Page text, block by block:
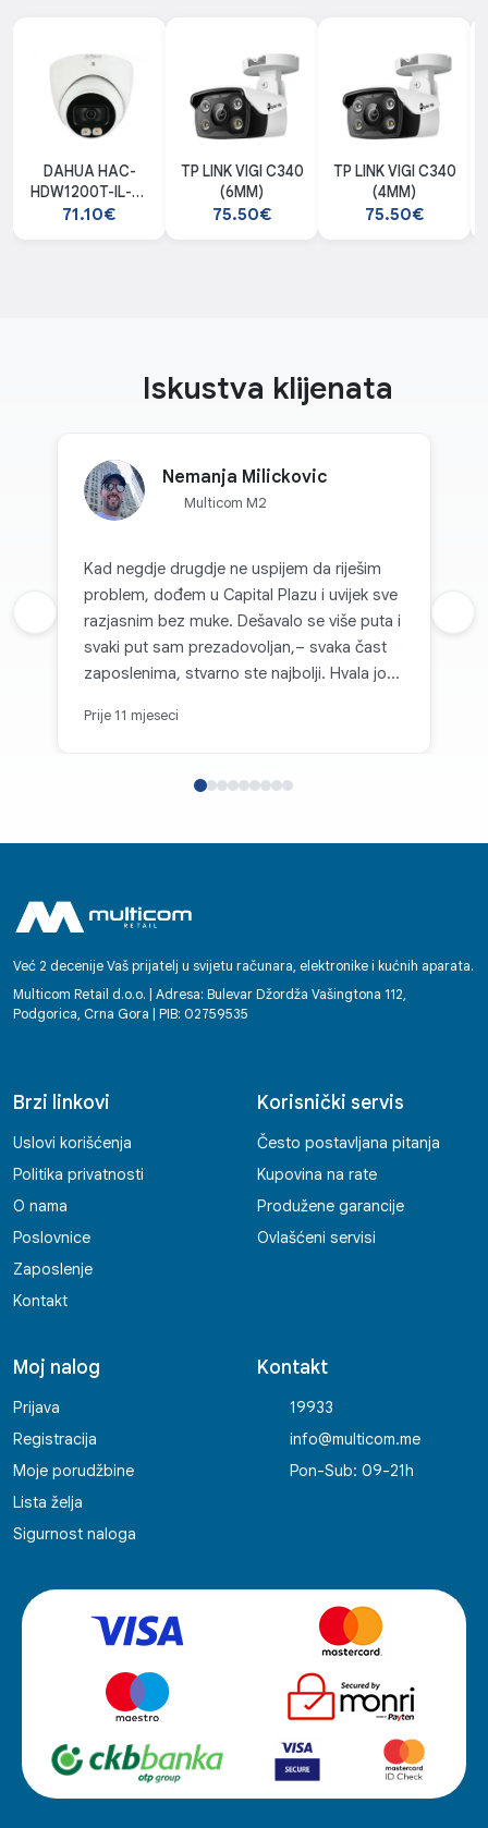
DAHUA HAC-
HDW1200T-IL-A-
0280B-S6
71.10€
TP LINK VIGI C340
(6MM)
75.50€
TP LINK VIGI C340
(4MM)
75.50€
Iskustva klijenata
Nemanja Milickovic
Multicom M2
Kad negdje drugdje ne uspijem da riješim
problem, dođem u Capital Plazu i uvijek sve
razjasnim bez muke. Dešavalo se više puta i
svaki put sam prezadovoljan,– svaka čast
zaposlenima, stvarno ste najbolji. Hvala još
Prije 11 mjeseci
Prethodna recenzija
Već 2 decenije Vaš prijatelj u svijetu računara, elektronike i kućnih aparata.
Multicom Retail d.o.o. | Adresa: Bulevar Džordža Vašingtona 112,
Podgorica, Crna Gora | PIB: 02759535
Brzi linkovi
Uslovi korišćenja
Politika privatnosti
O nama
Poslovnice
Zaposlenje
Kontakt
Korisnički servis
Često postavljana pitanja
Kupovina na rate
Produžene garancije
Ovlašćeni servisi
Moj nalog
Prijava
Registracija
Moje porudžbine
Lista želja
Sigurnost naloga
Kontakt
19933
info@multicom.me
Pon-Sub: 09-21h